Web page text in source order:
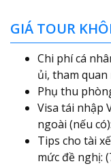
GIÁ TOUR
Chi phí cá
ủi, tham
Phụ thu
Visa tái nhập
ngoài (nếu
Tips cho tài
mức đề nghị: